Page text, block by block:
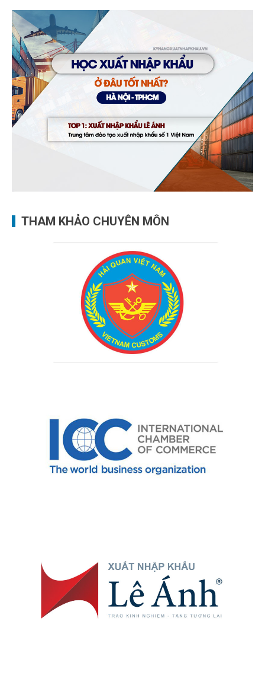
THAM KHẢO CHUYÊN MÔN